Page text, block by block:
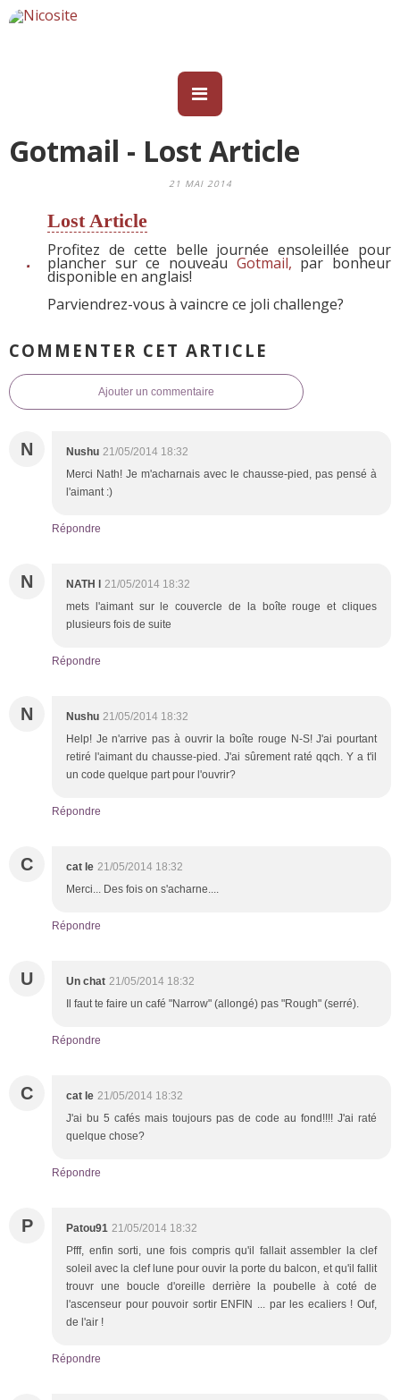
Gotmail - Lost Article
21 MAI 2014
Lost Article
Profitez de cette belle journée ensoleillée pour
plancher sur ce nouveau Gotmail, par bonheur
disponible en anglais!
Parviendrez-vous à vaincre ce joli challenge?
COMMENTER CET ARTICLE
Ajouter un commentaire
N Nushu 21/05/2014 18:32
Merci Nath! Je m'acharnais avec le chausse-pied, pas pensé à
l'aimant :)
Répondre
N NATH l 21/05/2014 18:32
mets l'aimant sur le couvercle de la boîte rouge et cliques
plusieurs fois de suite
Répondre
N Nushu 21/05/2014 18:32
Help! Je n'arrive pas à ouvrir la boîte rouge N-S! J'ai pourtant
retiré l'aimant du chausse-pied. J'ai sûrement raté qqch. Y a t'il
un code quelque part pour l'ouvrir?
Répondre
C cat le 21/05/2014 18:32
Merci... Des fois on s'acharne....
Répondre
U Un chat 21/05/2014 18:32
Il faut te faire un café "Narrow" (allongé) pas "Rough" (serré).
Répondre
C cat le 21/05/2014 18:32
J'ai bu 5 cafés mais toujours pas de code au fond!!!! J'ai raté
quelque chose?
Répondre
P Patou91 21/05/2014 18:32
Pfff, enfin sorti, une fois compris qu'il fallait assembler la clef
soleil avec la clef lune pour ouvir la porte du balcon, et qu'il fallit
trouvr une boucle d'oreille derrière la poubelle à coté de
l'ascenseur pour pouvoir sortir ENFIN ... par les ecaliers ! Ouf,
de l'air !
Répondre